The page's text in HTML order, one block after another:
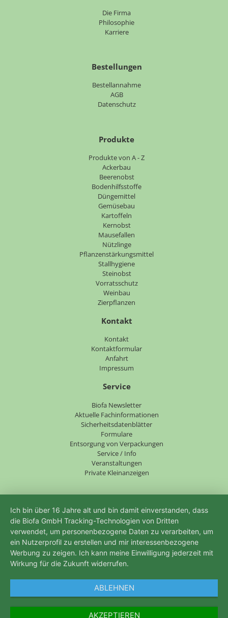
Die Firma
Philosophie
Karriere
Bestellungen
Bestellannahme
AGB
Datenschutz
Produkte
Produkte von A - Z
Ackerbau
Beerenobst
Bodenhilfsstoffe
Düngemittel
Gemüsebau
Kartoffeln
Kernobst
Mausefallen
Nützlinge
Pflanzenstärkungsmittel
Stallhygiene
Steinobst
Vorratsschutz
Weinbau
Zierpflanzen
Kontakt
Kontakt
Kontaktformular
Anfahrt
Impressum
Service
Biofa Newsletter
Aktuelle Fachinformationen
Sicherheitsdatenblätter
Formulare
Entsorgung von Verpackungen
Service / Info
Veranstaltungen
Private Kleinanzeigen
Ich bin über 16 Jahre alt und bin damit einverstanden, dass
die Biofa GmbH Tracking-Technologien von Dritten
verwendet, um personenbezogene Daten zu verarbeiten, um
ein Nutzerprofil zu erstellen und mir interessenbezogene
Werbung zu zeigen. Ich kann meine Einwilligung jederzeit mit
Wirkung für die Zukunft widerrufen.
ABLEHNEN
AKZEPTIEREN